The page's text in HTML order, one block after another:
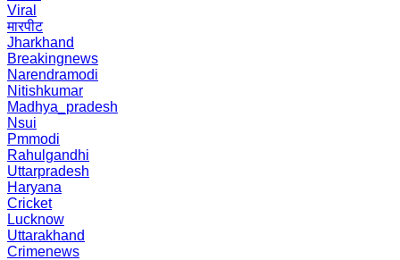
Viral
मारपीट
Jharkhand
Breakingnews
Narendramodi
Nitishkumar
Madhya_pradesh
Nsui
Pmmodi
Rahulgandhi
Uttarpradesh
Haryana
Cricket
Lucknow
Uttarakhand
Crimenews